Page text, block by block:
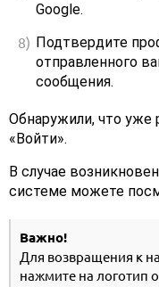
Google.
Подтвердите
отправленного
сообщения.
Обнаружили, что уже
«Войти».
В случае
системе можете
Важно!
Для возвращения к
нажмите на логотип